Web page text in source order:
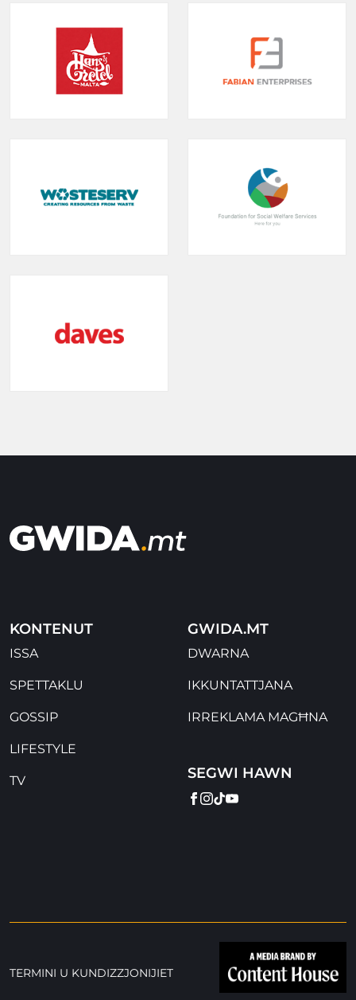
KONTENUT
ISSA
SPETTAKLU
GOSSIP
LIFESTYLE
TV
GWIDA.MT
DWARNA
IKKUNTATTJANA
IRREKLAMA MAGĦNA
SEGWI HAWN
FACEBOOK
INSTAGRAM
TIKTOK
YOUTUBE
TERMINI U KUNDIZZJONIJIET